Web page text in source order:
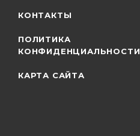
КОНТАКТЫ
ПОЛИТИКА
КОНФИДЕНЦИАЛЬНОСТИ
КАРТА САЙТА